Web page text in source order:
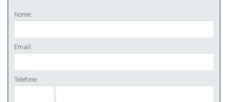
Nome:
Email:
Telefone: